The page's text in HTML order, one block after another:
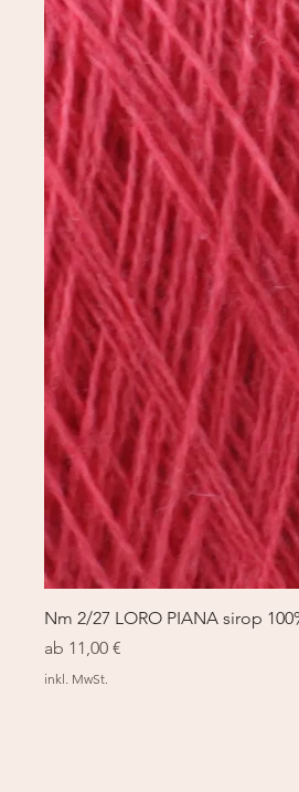
Nm 2/27 LORO PIANA sirop
ab 11,00 €
Sale-Preis
inkl. MwSt.